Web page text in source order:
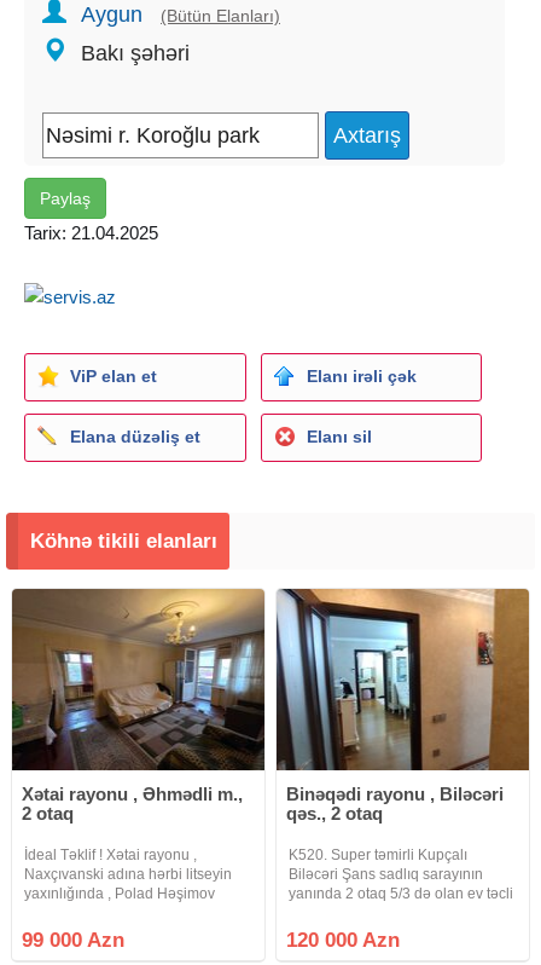
Aygun (Bütün Elanları)
Bakı şəhəri
Paylaş
Tarix: 21.04.2025
ViP elan et Elanı irəli çək
Elana düzəliş et Elanı sil
Köhnə tikili elanları
Xətai rayonu , Əhmədli m.,
2 otaq
İdeal Təklif ! Xətai rayonu ,
Naxçıvanski adına hərbi litseyin
yaxınlığında , Polad Həşimov
yerləşən 5 mərtəbəli daş binanın
3-cü mərtəbəsində , ümumi sahəsi
99 000 Azn
Binəqədi rayonu , Biləcəri
qəs., 2 otaq
K520. Super təmirli Kupçalı
Biləcəri Şans sadlıq sarayının
yanında 2 otaq 5/3 də olan ev təcli
isdənlən vaxt baxmaq olar ciraq
əmlak kanalına abunə olun bütün
120 000 Azn